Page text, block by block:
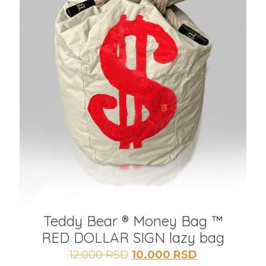
Teddy Bear ®️ Money Bag ™️
RED DOLLAR SIGN lazy bag
12.000RSD Originalna
10.000 RSDTrenutna